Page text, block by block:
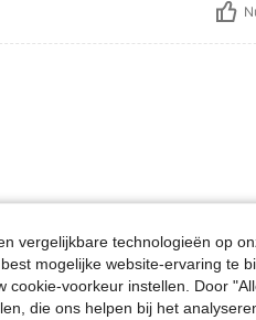
vergelijkbare technologieën op
mogelijke website-ervaring te
cookie-voorkeur instellen. Door
die ons helpen bij het